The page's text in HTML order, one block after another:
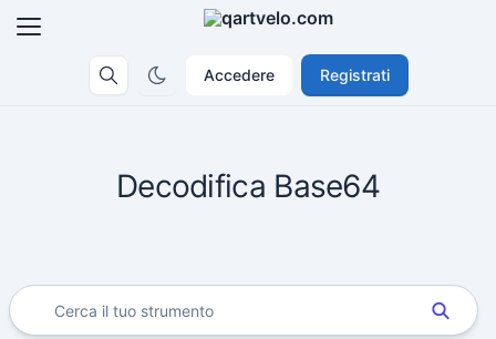
Accedere Registrati
Decodifica Base64